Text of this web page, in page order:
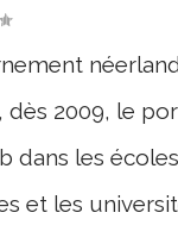
dès 2009, le
dans les
et les